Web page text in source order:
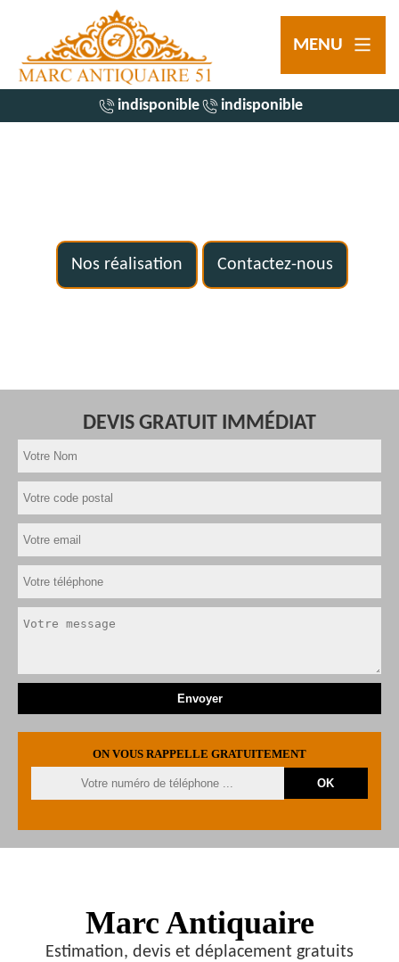
MENU
indisponible indisponible
Nos réalisation Contactez-nous
DEVIS GRATUIT IMMÉDIAT
ON VOUS RAPPELLE GRATUITEMENT
Marc Antiquaire
Estimation, devis et déplacement gratuits